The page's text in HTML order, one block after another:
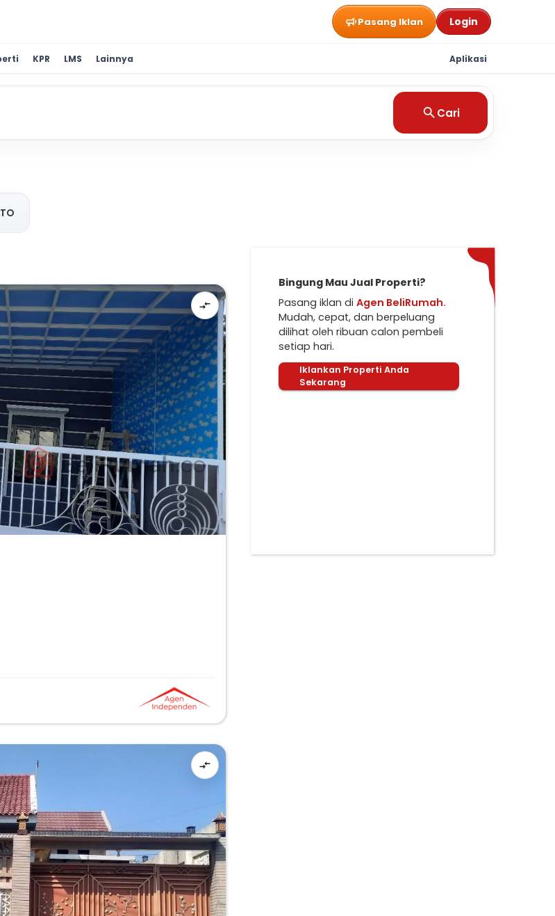
Pasang Iklan Login
KPR LMS Lainnya Aplikasi
Cari
Bingung Mau Jual Properti?
Pasang iklan di Agen BeliRumah.
Mudah, cepat, dan berpeluang
dilihat oleh ribuan calon pembeli
setiap hari.
Iklankan Properti Anda
Sekarang